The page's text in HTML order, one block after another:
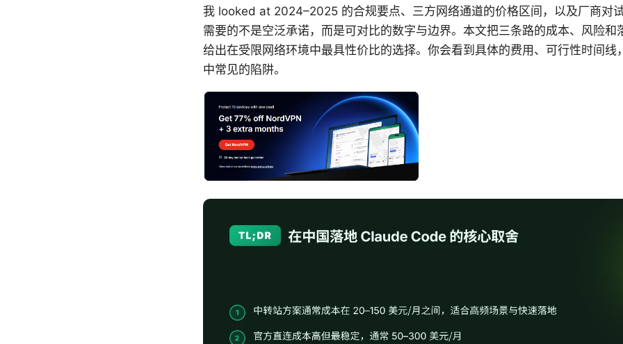
我 looked at 2024–2025 的合规要点、三方网络通道的价格区间，以及厂商对
需要的不是空泛承诺，而是可对比的数字与边界。本文把三条路的成本、风险和
给出在受限网络环境中最具性价比的选择。你会看到具体的费用、可行性时间线
中常见的陷阱。